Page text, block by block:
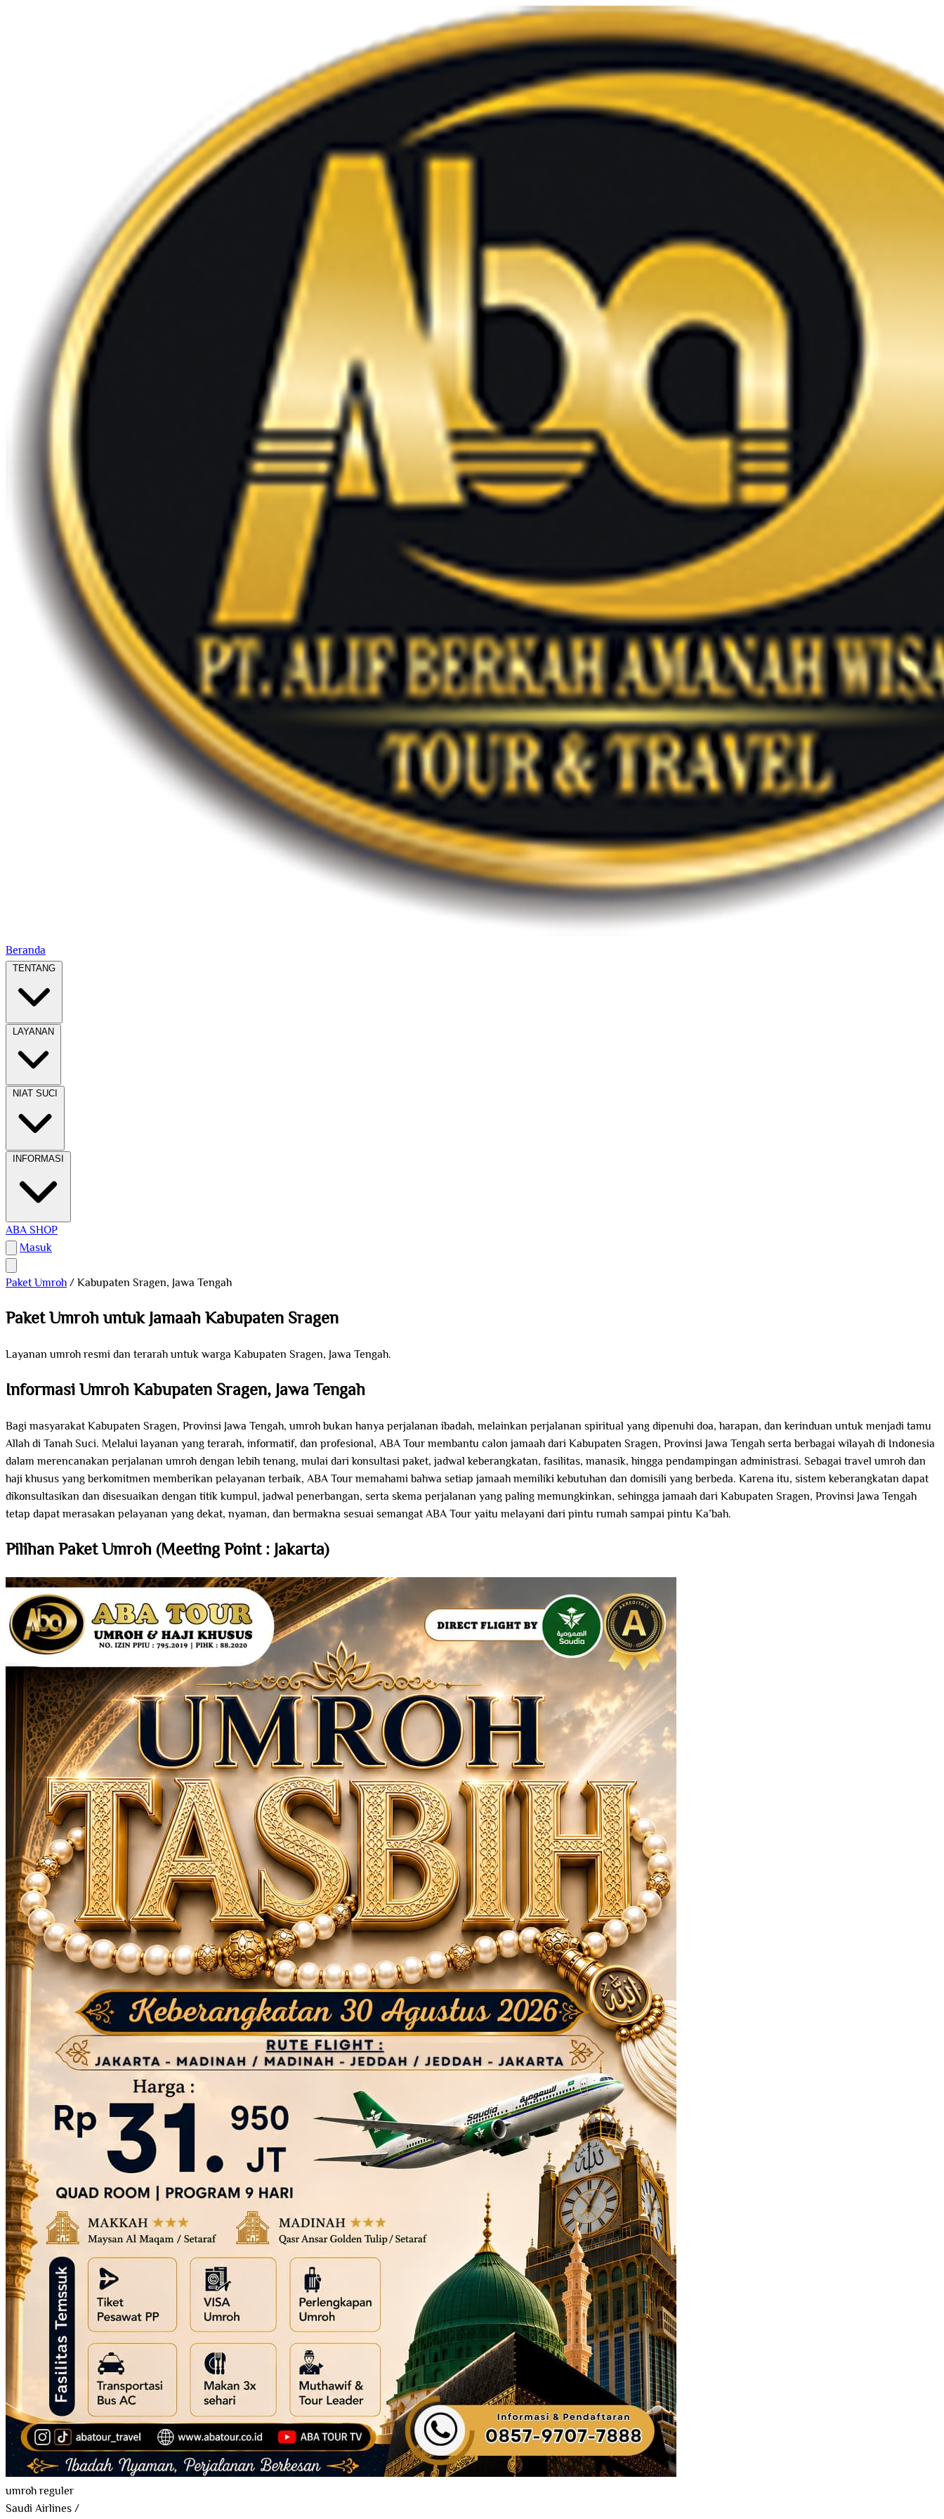
Beranda
TENTANG
LAYANAN
NIAT SUCI
INFORMASI
ABA SHOP
Masuk
Paket Umroh/Kabupaten Sragen, Jawa Tengah
Paket Umroh untuk Jamaah Kabupaten Sragen
Layanan umroh resmi dan terarah untuk warga Kabupaten Sragen, Jawa Tengah.
Informasi Umroh Kabupaten Sragen, Jawa Tengah
Bagi masyarakat Kabupaten Sragen, Provinsi Jawa Tengah, umroh bukan hanya perjalanan ibadah, melainkan perjalanan spiritual yang dipenuhi doa, harapan, dan kerinduan untuk menjadi tamu
Allah di Tanah Suci. Melalui layanan yang terarah, informatif, dan profesional, ABA Tour membantu calon jamaah dari Kabupaten Sragen, Provinsi Jawa Tengah serta berbagai wilayah di Indonesia
dalam merencanakan perjalanan umroh dengan lebih tenang, mulai dari konsultasi paket, jadwal keberangkatan, fasilitas, manasik, hingga pendampingan administrasi. Sebagai travel umroh dan
haji khusus yang berkomitmen memberikan pelayanan terbaik, ABA Tour memahami bahwa setiap jamaah memiliki kebutuhan dan domisili yang berbeda. Karena itu, sistem keberangkatan dapat
dikonsultasikan dan disesuaikan dengan titik kumpul, jadwal penerbangan, serta skema perjalanan yang paling memungkinkan, sehingga jamaah dari Kabupaten Sragen, Provinsi Jawa Tengah
tetap dapat merasakan pelayanan yang dekat, nyaman, dan bermakna sesuai semangat ABA Tour yaitu melayani dari pintu rumah sampai pintu Ka’bah.
Pilihan Paket Umroh (Meeting Point : Jakarta)
umroh reguler
Saudi Airlines/